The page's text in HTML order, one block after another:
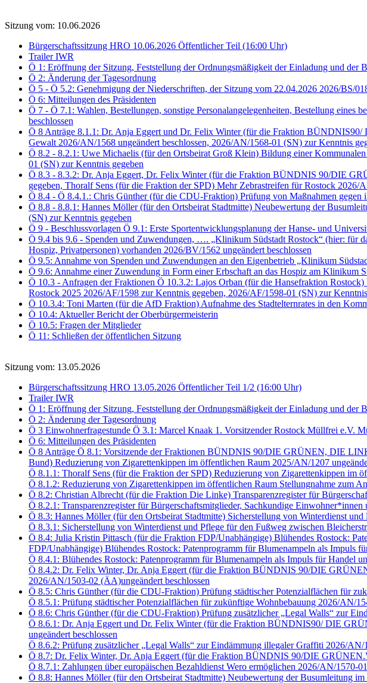
Sitzung vom: 10.06.2026
Bürgerschaftssitzung HRO 10.06.2026 Öffentlicher Teil (16:00 Uhr)
Trailer IWR
Ö 1: Eröffnung der Sitzung, Feststellung der Ordnungsmäßigkeit der Einladung und der
Ö 2: Änderung der Tagesordnung
Ö 5 - Ö 5.2: Genehmigung der Niederschriften, der Sitzung vom 22.04.2026 2026/BS/
Ö 6: Mitteilungen des Präsidenten
Ö 7 - Ö 7.1: Wahlen, Bestellungen, sonstige Personalangelegenheiten, Bestellung eines
beschlossen
Ö 8 Anträge 8.1.1: Dr. Anja Eggert und Dr. Felix Winter (für die Fraktion
Gewalt 2026/AN/1568 ungeändert beschlossen, 2026/AN/1568-01 (SN) zur Kenntnis
Ö 8.2 - 8.2.1: Uwe Michaelis (für den Ortsbeirat Groß Klein) Bildung einer
01 (SN) zur Kenntnis gegeben
Ö 8.3 - 8.3.2: Dr. Anja Eggert, Dr. Felix Winter (für die Fraktion BÜNDNIS 90/DIE
gegeben, Thoralf Sens (für die Fraktion der SPD) Mehr Zebrastreifen für Rostock 2026/
Ö 8.4 - Ö 8.4.1.: Chris Günther (für die CDU-Fraktion) Prüfung von Maßnahmen
Ö 8.8 - 8.8.1: Hannes Möller (für den Ortsbeirat Stadtmitte) Neubewertung der
(SN) zur Kenntnis gegeben
Ö 9 - Beschlussvorlagen Ö 9.1: Erste Sportentwicklungsplanung der Hanse- und
Ö 9.4 bis 9.6 - Spenden und Zuwendungen, …. „Klinikum Südstadt Rostock“ (hier: für
Hospiz, Privatpersonen) vorhanden 2026/BV/1562 ungeändert beschlossen
Ö 9.5: Annahme von Spenden und Zuwendungen an den Eigenbetrieb „Klinikum
Ö 9.6: Annahme einer Zuwendung in Form einer Erbschaft an das Hospiz am Klinikum
Ö 10.3 - Anfragen der Fraktionen Ö 10.3.2: Lajos Orban (für die Hansefraktion
Rostock 2025 2026/AF/1598 zur Kenntnis gegeben, 2026/AF/1598-01 (SN) zur
Ö 10.3.4: Toni Marten (für die AfD Fraktion) Aufnahme des Stadtelternrates in den
Ö 10.4: Aktueller Bericht der Oberbürgermeisterin
Ö 10.5: Fragen der Mitglieder
Ö 11: Schließen der öffentlichen Sitzung
Sitzung vom: 13.05.2026
Bürgerschaftssitzung HRO 13.05.2026 Öffentlicher Teil 1/2 (16:00 Uhr)
Trailer IWR
Ö 1: Eröffnung der Sitzung, Feststellung der Ordnungsmäßigkeit der Einladung und der
Ö 2: Änderung der Tagesordnung
Ö 3 Einwohnerfragestunde Ö 3.1: Marcel Knaak 1. Vorsitzender Rostock Müllfrei e.V.
Ö 6: Mitteilungen des Präsidenten
Ö 8 Anträge Ö 8.1: Vorsitzende der Fraktionen BÜNDNIS 90/DIE GRÜNEN, DIE
Bund) Reduzierung von Zigarettenkippen im öffentlichen Raum 2025/AN/1207
Ö 8.1.1: Thoralf Sens (für die Fraktion der SPD) Reduzierung von Zigarettenkippen im
Ö 8.1.2: Reduzierung von Zigarettenkippen im öffentlichen Raum Stellungnahme zum
Ö 8.2: Christian Albrecht (für die Fraktion Die Linke) Transparenzregister für
Ö 8.2.1: Transparenzregister für Bürgerschaftsmitglieder, Sachkundige
Ö 8.3: Hannes Möller (für den Ortsbeirat Stadtmitte) Sicherstellung von Winterdienst
Ö 8.3.1: Sicherstellung von Winterdienst und Pflege für den Fußweg zwischen
Ö 8.4: Julia Kristin Pittasch (für die Fraktion FDP/Unabhängige) Blühendes Rostock:
FDP/Unabhängige) Blühendes Rostock: Patenprogramm für Blumenampeln als Impuls
Ö 8.4.1: Blühendes Rostock: Patenprogramm für Blumenampeln als Impuls für Handel
Ö 8.4.2: Dr. Felix Winter, Dr. Anja Eggert (für die Fraktion BÜNDNIS 90/DIE
2026/AN/1503-02 (ÄA)ungeändert beschlossen
Ö 8.5: Chris Günther (für die CDU-Fraktion) Prüfung städtischer Potenzialflächen für
Ö 8.5.1: Prüfung städtischer Potenzialflächen für zukünftige Wohnbebauung 2026/AN/
Ö 8.6: Chris Günther (für die CDU-Fraktion) Prüfung zusätzlicher „Legal Walls“ zur
Ö 8.6.1: Dr. Anja Eggert und Dr. Felix Winter (für die Fraktion BÜNDNIS90/ DIE
ungeändert beschlossen
Ö 8.6.2: Prüfung zusätzlicher „Legal Walls“ zur Eindämmung illegaler Graffiti 2026/
Ö 8.7: Dr. Felix Winter, Dr. Anja Eggert (für die Fraktion BÜNDNIS 90/DIE
Ö 8.7.1: Zahlungen über europäischen Bezahldienst Wero ermöglichen 2026/AN/1570-
Ö 8.8: Hannes Möller (für den Ortsbeirat Stadtmitte) Neubewertung der Busumleitung